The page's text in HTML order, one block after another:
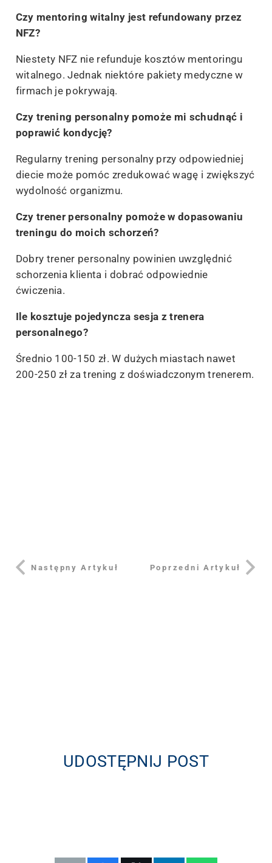
Czy mentoring witalny jest refundowany przez
NFZ?
Niestety NFZ nie refunduje kosztów mentoringu
witalnego. Jednak niektóre pakiety medyczne w
firmach je pokrywają.
Czy trening personalny pomoże mi schudnąć i
poprawić kondycję?
Regularny trening personalny przy odpowiedniej
diecie może pomóc zredukować wagę i zwiększyć
wydolność organizmu.
Czy trener personalny pomoże w dopasowaniu
treningu do moich schorzeń?
Dobry trener personalny powinien uwzględnić
schorzenia klienta i dobrać odpowiednie
ćwiczenia.
Ile kosztuje pojedyncza sesja z trenera
personalnego?
Średnio 100-150 zł. W dużych miastach nawet
200-250 zł za trening z doświadczonym trenerem.
Następny Artykuł Poprzedni Artykuł
UDOSTĘPNIJ POST